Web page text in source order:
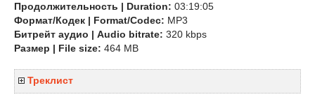
Продолжительность | Duration: 03:19:05
Формат/Кодек | Format/Codec: MP3
Битрейт аудио | Audio bitrate: 320 kbps
Размер | File size: 464 MB
Треклист